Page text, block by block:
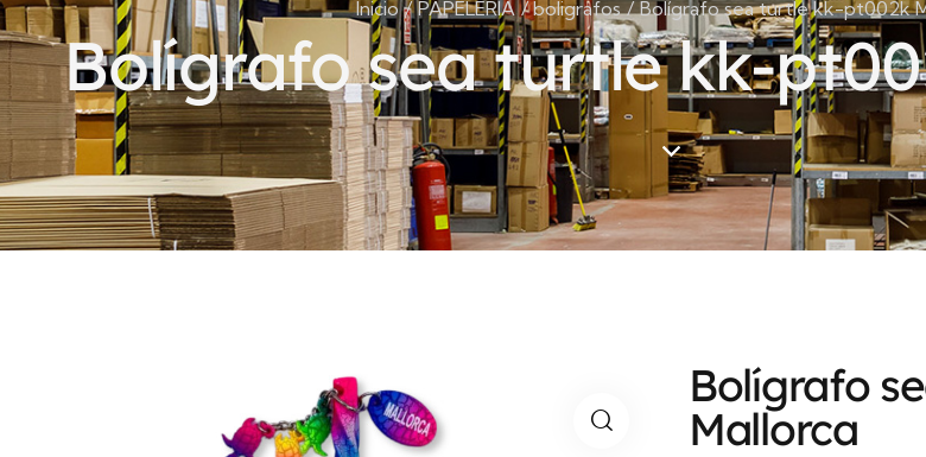
Inicio PAPELERIA boligrafos Bolígrafo sea turtle kk-pt002k
Bolígrafo sea turtle kk-
Bolígrafo
Mallorca